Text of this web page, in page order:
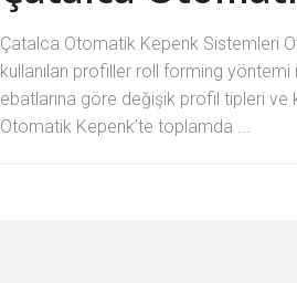
Çatalca Otomatik Kepenk Sistemleri
kullanılan profiller roll forming yöntemi
ebatlarına göre değişik profil tipleri ve
Otomatik Kepenk’te toplamda ...